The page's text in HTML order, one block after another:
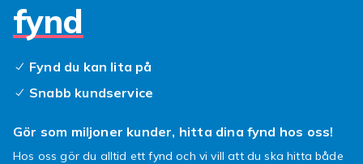
fynd
Fynd du kan lita på
Snabb kundservice
Gör som miljoner kunder, hitta dina fynd hos oss!
Hos oss gör du alltid ett fynd och vi vill att du ska hitta både